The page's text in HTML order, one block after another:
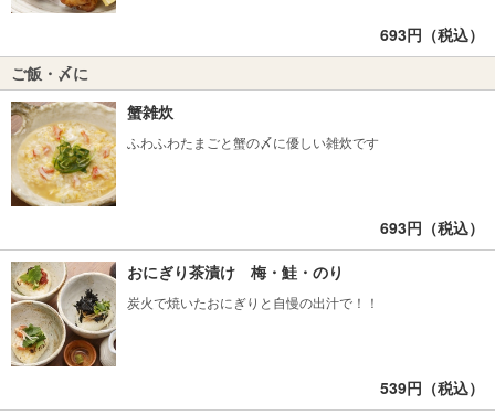
693円（税込）
ご飯・〆に
蟹雑炊
ふわふわたまごと蟹の〆に優しい雑炊です
693円（税込）
おにぎり茶漬け 梅・鮭・のり
炭火で焼いたおにぎりと自慢の出汁で！！
539円（税込）